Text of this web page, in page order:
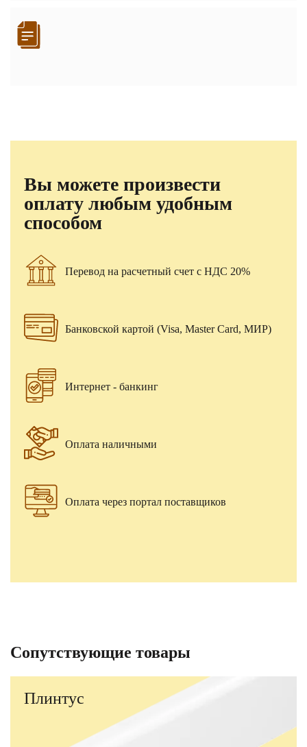
Вы можете произвести
оплату любым удобным
способом
Перевод на расчетный счет с НДС 20%
Банковской картой (Visa, Master Card, МИР)
Интернет - банкинг
Оплата наличными
Оплата через портал поставщиков
Сопутствующие товары
Плинтус